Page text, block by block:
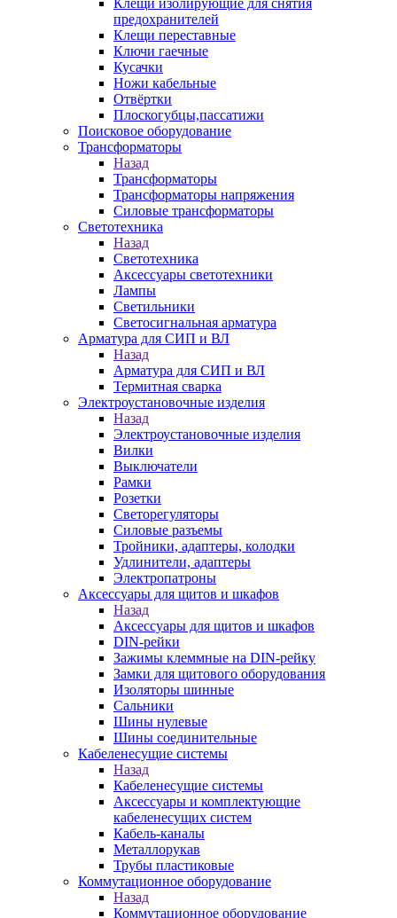
Клещи изолирующие для снятия
предохранителей
Клещи переставные
Ключи гаечные
Кусачки
Ножи кабельные
Отвёртки
Плоскогубцы,пассатижи
Поисковое оборудование
Трансформаторы
Назад
Трансформаторы
Трансформаторы напряжения
Силовые трансформаторы
Светотехника
Назад
Светотехника
Аксессуары светотехники
Лампы
Светильники
Светосигнальная арматура
Арматура для СИП и ВЛ
Назад
Арматура для СИП и ВЛ
Термитная сварка
Электроустановочные изделия
Назад
Электроустановочные изделия
Вилки
Выключатели
Рамки
Розетки
Светорегуляторы
Силовые разъемы
Тройники, адаптеры, колодки
Удлинители, адаптеры
Электропатроны
Аксессуары для щитов и шкафов
Назад
Аксессуары для щитов и шкафов
DIN-рейки
Зажимы клеммные на DIN-рейку
Замки для щитового оборудования
Изоляторы шинные
Сальники
Шины нулевые
Шины соединительные
Кабеленесущие системы
Назад
Кабеленесущие системы
Аксессуары и комплектующие
кабеленесущих систем
Кабель-каналы
Металлорукав
Трубы пластиковые
Коммутационное оборудование
Назад
Коммутационное оборудование